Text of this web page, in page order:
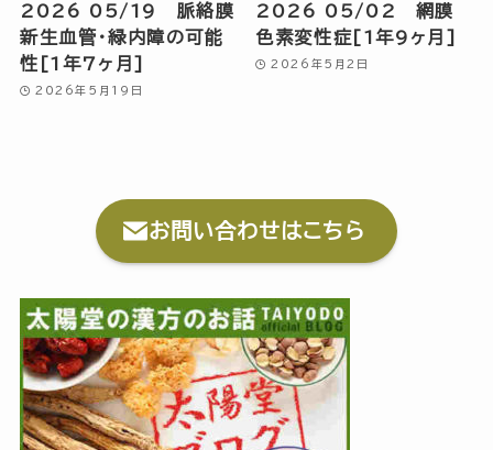
2026 05/19 脈絡膜
新生血管・緑内障の可能
性[1年7ヶ月]
2026年5月19日
2026 05/02 網膜
色素変性症[1年9ヶ月]
2026年5月2日
お問い合わせはこちら